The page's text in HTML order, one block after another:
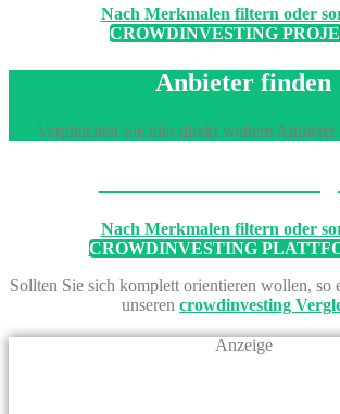
Nach Merkmalen filtern oder
CROWDINVESTING
Anbieter finden
Vergleichen Sie hier direkt weitere
Nach Merkmalen filtern oder
CROWDINVESTING
Sollten Sie sich komplett orientieren wollen, so
unseren crowdinvesting
Anzeige